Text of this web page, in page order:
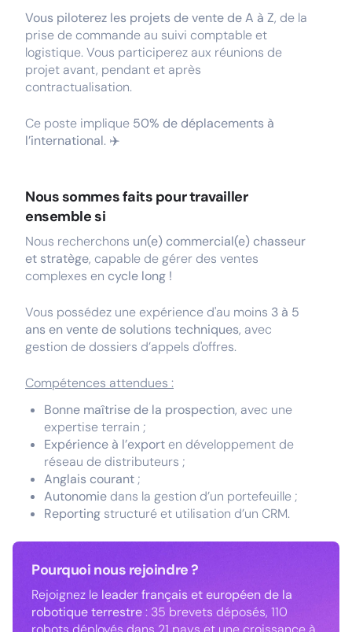
Vous piloterez les projets de vente de A à Z, de la
prise de commande au suivi comptable et
logistique. Vous participerez aux réunions de
projet avant, pendant et après
contractualisation.
Ce poste implique 50% de déplacements à
l’international. ✈️
Nous sommes faits pour travailler
ensemble si
Nous recherchons un(e) commercial(e) chasseur
et stratège, capable de gérer des ventes
complexes en cycle long !
Vous possédez une expérience d'au moins 3 à 5
ans envente de solutions techniques, avec
gestion de dossiers d’appels d'offres.
Compétences attendues :
Bonne maîtrise de la prospection, avec une
expertise terrain ;
Expérience à l’export en développement de
réseau de distributeurs ;
Anglais courant ;
Autonomie dans la gestion d’un portefeuille ;
Reporting structuré et utilisation d’un CRM.
Pourquoi nous rejoindre ?
Rejoignez le leader français et européen de la
robotique terrestre: 35 brevets déposés, 110